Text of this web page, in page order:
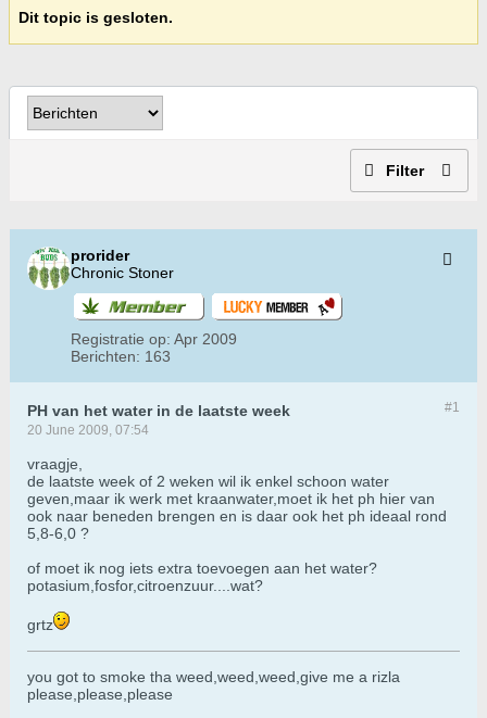
Dit topic is gesloten.
Filter
prorider
Chronic Stoner
Registratie op: Apr 2009
Berichten: 163
#1
PH van het water in de laatste week
20 June 2009, 07:54
vraagje,
de laatste week of 2 weken wil ik enkel schoon water
geven,maar ik werk met kraanwater,moet ik het ph hier van
ook naar beneden brengen en is daar ook het ph ideaal rond
5,8-6,0 ?
of moet ik nog iets extra toevoegen aan het water?
potasium,fosfor,citroenzuur....wat?
grtz
you got to smoke tha weed,weed,weed,give me a rizla
please,please,please